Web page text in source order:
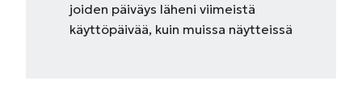
joiden päiväys läheni viimeistä
käyttöpäivää, kuin muissa näytteissä